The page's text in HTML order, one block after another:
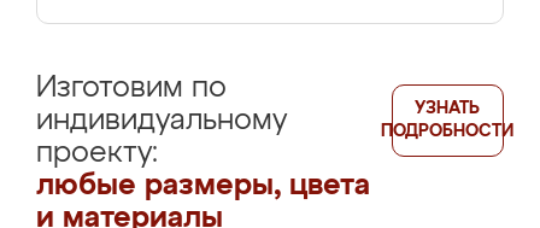
Изготовим по
индивидуальному
проекту:
любые размеры, цвета
и материалы
УЗНАТЬ
ПОДРОБНОСТИ